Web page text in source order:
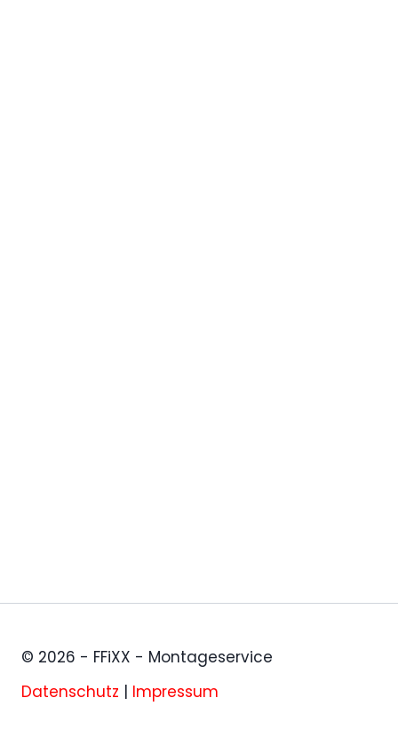
© 2026 - FFiXX - Montageservice
Datenschutz | Impressum